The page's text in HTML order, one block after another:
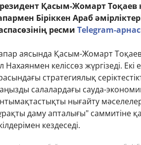
Қасым-Жомарт Тоқаев
Біріккен Араб
ресми Telegram-
аясында Қасым-Жомарт
Нахаянмен келіссөз жүргізеді.
стратегиялық
салалардағы сауда-
нығайту
даму апталығы" саммитіне
кездеседі.